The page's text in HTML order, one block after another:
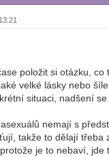
položit si otázku,
velké lásky nebo
situaci, nadšení
nemají s
takže to dělají třeba
je to nebaví, jde